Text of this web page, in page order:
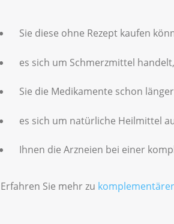
Sie diese ohne Rezept kaufen
es sich um Schmerzmittel
Sie die Medikamente schon
es sich um natürliche Heilmittel
Ihnen die Arzneien bei einer
Erfahren Sie mehr zu